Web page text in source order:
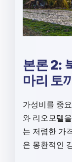
본론 2:
마리 토
가성비를 중
와 리오모텔
는 저렴한 가
은 몽환적인